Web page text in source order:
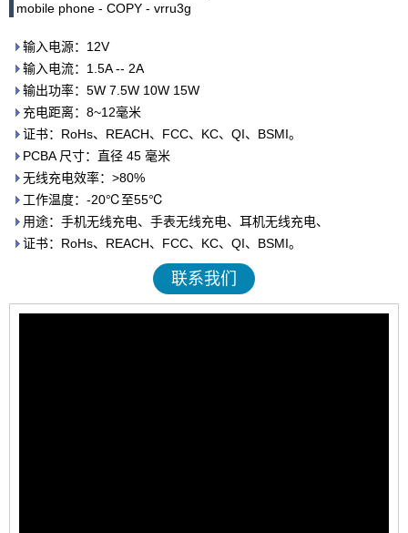
mobile phone - COPY - vrru3g
输入电源：12V
输入电流：1.5A -- 2A
输出功率：5W 7.5W 10W 15W
充电距离：8~12毫米
证书：RoHs、REACH、FCC、KC、QI、BSMI。
PCBA 尺寸：直径 45 毫米
无线充电效率：>80%
工作温度：-20℃至55℃
用途：手机无线充电、手表无线充电、耳机无线充电、
证书：RoHs、REACH、FCC、KC、QI、BSMI。
联系我们